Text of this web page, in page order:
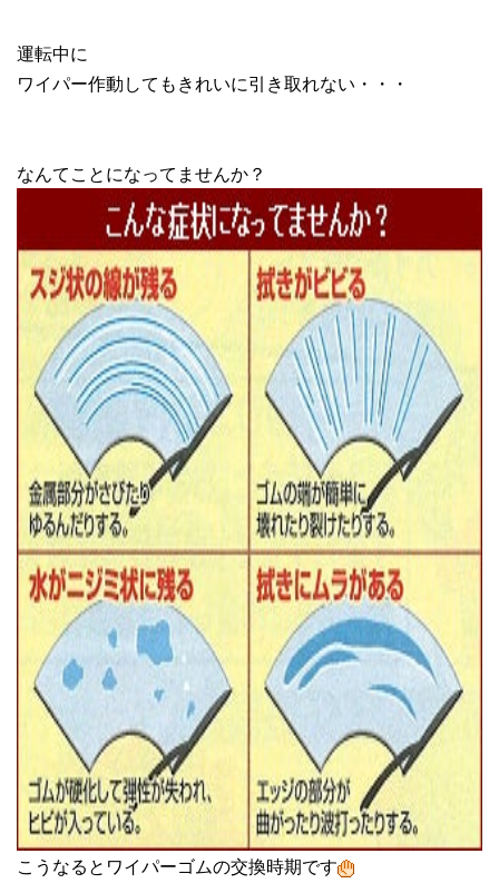
運転中に
ワイパー作動してもきれいに引き取れない・・・
なんてことになってませんか？
こうなるとワイパーゴムの交換時期です